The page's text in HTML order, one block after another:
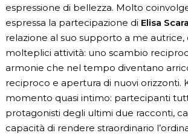
espressione di bellezza. Molto
espressa la partecipazione di Elisa
relazione al suo supporto a me autrice,
molteplici attività: uno scambio
armonie che nel tempo diventano
reciproco e apertura di nuovi orizzonti.
momento quasi intimo: partecipanti
protagonisti degli ultimi due racconti,
capacità di rendere straordinario